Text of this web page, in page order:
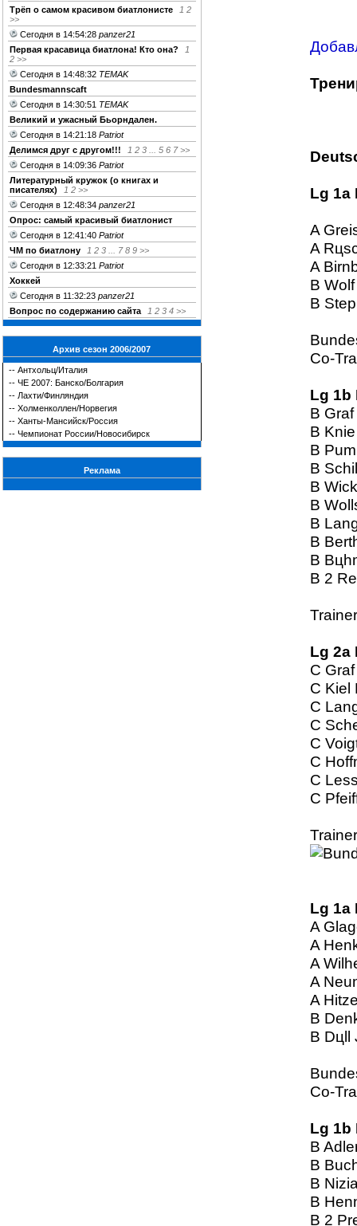
Трёп о самом красивом биатлонисте
1 2
>>
Сегодня в 14:54:28 panzer21
Первая красавица биатлона! Кто она?
1
2 >>
Сегодня в 14:48:32 TEMAK
Bundesmannscaft
Сегодня в 14:30:51 TEMAK
Великий и ужасный Бьорндален.
Сегодня в 14:21:18 Patriot
Делимся друг c другом!!!
1 2 3 5 6 7 >>
Сегодня в 14:09:36 Patriot
Литературный кружок (о книгах и
писателях)
1 2 >>
Сегодня в 12:48:34 panzer21
Опрос: cамый красивый биатлонист
Сегодня в 12:41:40 Patriot
ЧМ по биатлону
1 2 3 7 8 9 >>
Сегодня в 12:33:21 Patriot
Хоккей
Сегодня в 11:32:23 panzer21
Вопрос по содержанию сайта
1 2 3 4 >>
Архив сезон 2006/2007
-- Антхольц/Италия
-- ЧЕ 2007: Банско/Болгария
-- Лахти/Финляндия
-- Холменколлен/Норвегия
-- Ханты-Мансийск/Россия
-- Чемпионат России/Новосибирск
Реклама
Lg 1a
A
A
A
B
B
Co-
Lg 1b
B
B
B
B
B
B
B
B
B
B 2
Lg 2a
C
C Kiel
C
C
C
C
C
C
Lg 1a
A
A
A
A
A
B
B Dцll
Co-
Lg 1b
B
B
B
B
B 2